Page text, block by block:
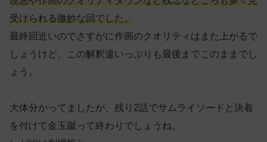
受けられる微妙な回でした。
最終回近いのでさすがに作画のクオリティはまた上がるで
しょうけど、この解釈違いっぷりも最後までこのままでし
ょう。
大体分かってましたが、残り2話でサムライソードと決着
を付けて金玉蹴って終わりでしょうね。